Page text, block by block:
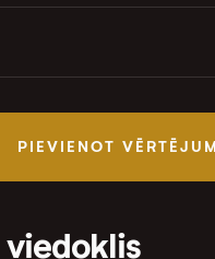
PIEVIENOT